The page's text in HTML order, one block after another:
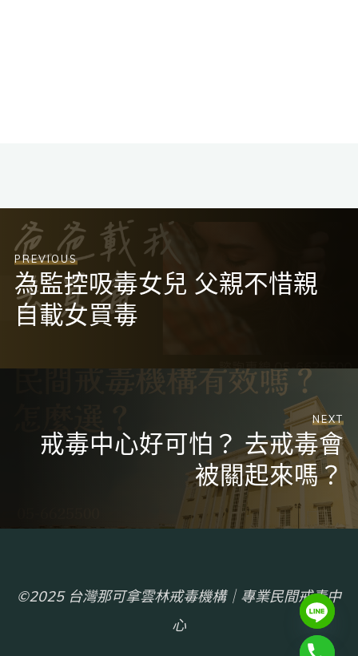
PREVIOUS
為監控吸毒女兒 父親不惜親
自載女買毒
NEXT
戒毒中心好可怕？ 去戒毒會
被關起來嗎？
©2025 台灣那可拿雲林戒毒機構｜專業民間戒毒中
心